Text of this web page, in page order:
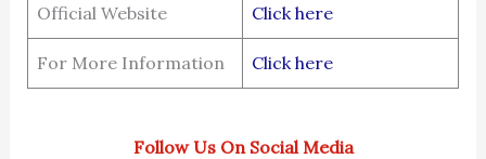
Official Website Click here
For More Information Click here
Follow Us On Social Media